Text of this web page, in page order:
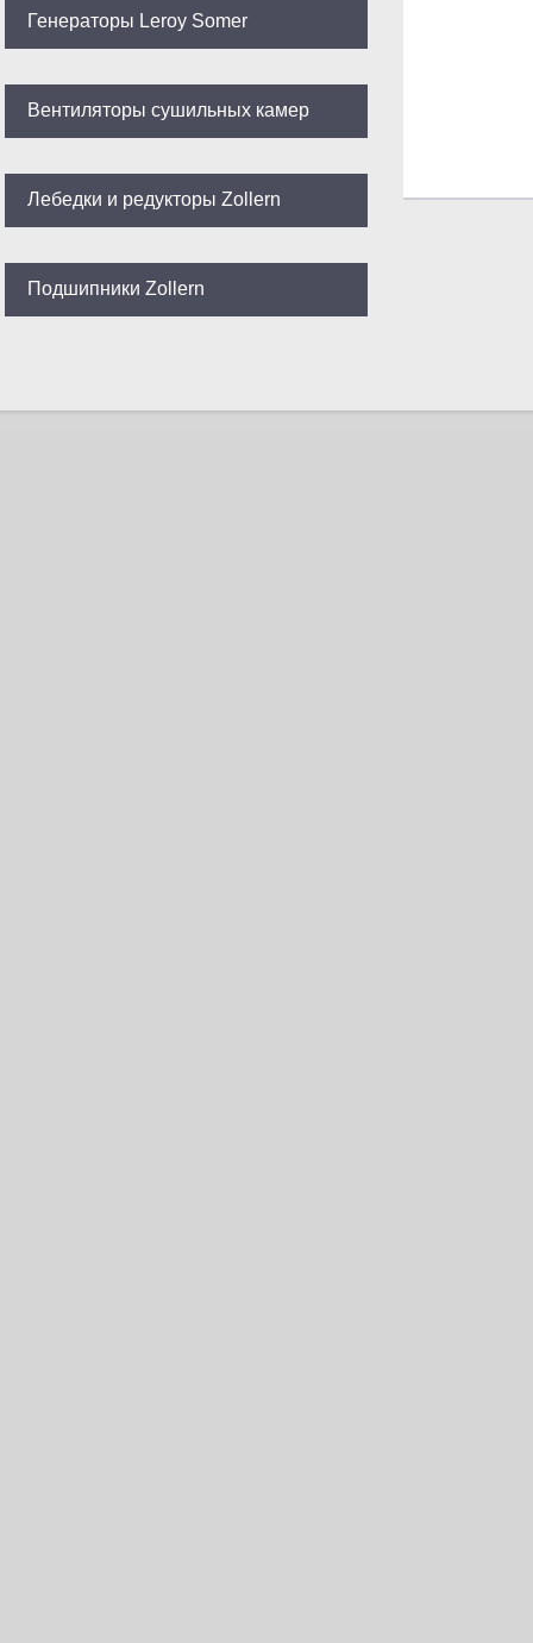
Генераторы Leroy Somer
Вентиляторы сушильных камер
Лебедки и редукторы Zollern
Подшипники Zollern